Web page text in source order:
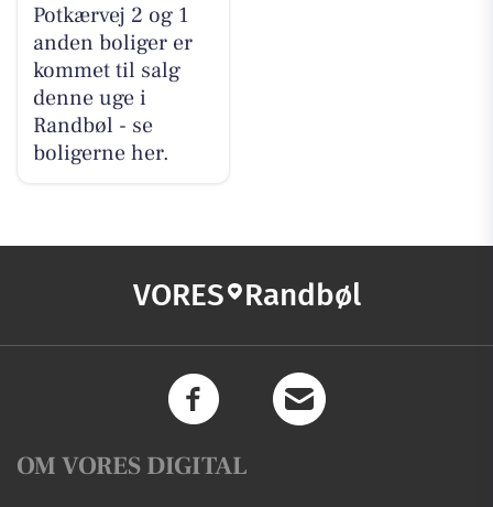
Potkærvej 2 og 1
anden boliger er
kommet til salg
denne uge i
Randbøl - se
boligerne her.
VORES Randbøl
OM VORES DIGITAL